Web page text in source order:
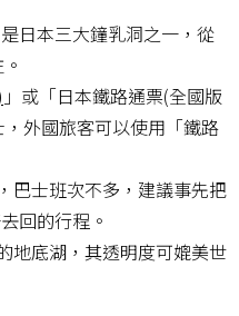
日本三大鐘乳洞之一，從
」或「日本鐵路通票(全國版
，外國旅客可以使用「鐵路
巴士班次不多，建議事先把
回的行程。
地底湖，其透明度可媲美世